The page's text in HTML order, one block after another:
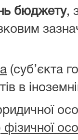
бюджету,
(суб’єкта
в
фізичної